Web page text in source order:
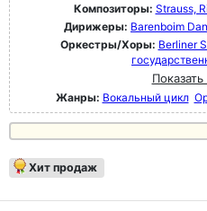
Композиторы: Strauss,
Дирижеры: Barenboim
Оркестры/Хоры: Berliner
Жанры: Вокальный цикл
Хит продаж